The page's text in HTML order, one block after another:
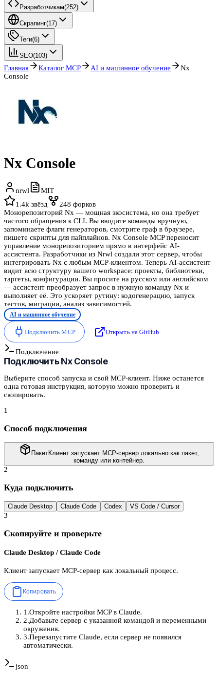
Разработчикам(252)
Скрапинг(17)
Теги(6)
SEO(103)
Главная Каталог MCP AI и машинное обучение
Nx
Console
Nx Console
nrwl
MIT
1.4k звёзд 248 форков
Монорепозиторий Nx — мощная экосистема, но она требует
частого обращения к CLI. Вы вводите команды вручную,
запоминаете флаги генераторов, смотрите граф в браузере,
пишете скрипты для пайплайнов. Nx Console MCP переносит
управление монорепозиторием прямо в интерфейс AI-
ассистента. Разработчики из Nrwl создали этот сервер, чтобы
интегрировать Nx с любым MCP-клиентом. Теперь AI-ассистент
видит всю структуру вашего workspace: проекты, библиотеки,
таргеты, конфигурации. Вы просите на русском или английском
— ассистент преобразует запрос в нужную команду Nx и
выполняет её. Это ускоряет рутину: кодогенерацию, запуск
тестов, миграции, анализ зависимостей.
AI и машинное обучение
Подключить MCP Открыть на GitHub
Подключение
ПодключитьNx Console
Выберите способ запуска и свой MCP-клиент. Ниже останется
одна готовая инструкция, которую можно проверить и
скопировать.
1
Способ подключения
ПакетКлиент запускает MCP-сервер локально как пакет,
команду или контейнер.
2
Куда подключить
Claude Desktop Claude Code Codex VS Code / Cursor
3
Скопируйте и проверьте
Claude Desktop / Claude Code
Клиент запускает MCP-сервер как локальный процесс.
Копировать
1 .Откройте настройки MCP в Claude.
2.Добавьте сервер с указанной командой и переменными
окружения.
3.Перезапустите Claude, если сервер не появился
автоматически.
json